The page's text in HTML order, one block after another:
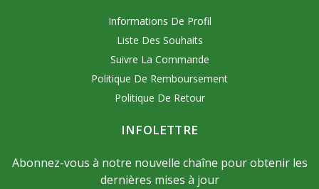
Informations De Profil
Liste Des Souhaits
Suivre La Commande
Politique De Remboursement
Politique De Retour
INFOLETTRE
Abonnez-vous à notre nouvelle chaîne pour obtenir les
dernières mises à jour